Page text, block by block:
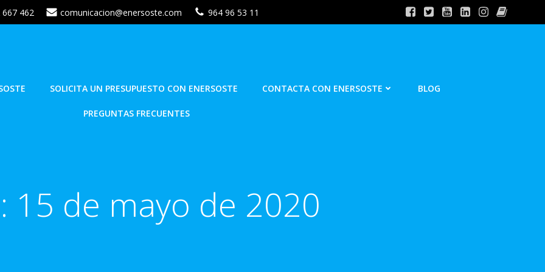
667 462 comunicacion@enersoste.com 964 96 53 11
SOLICITA UN PRESUPUESTO CON ENERSOSTE CONTACTA CON ENERSOSTE BLOG
PREGUNTAS FRECUENTES
15 de mayo de 2020